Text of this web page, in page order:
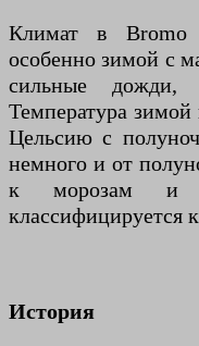
Климат в Bromo
особенно зимой с
сильные
Температура зимой
Цельсию с
немного и от
к морозам и
классифицируется
История